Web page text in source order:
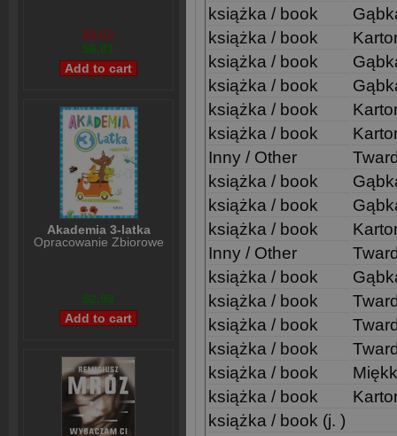
$8,02
$6,01
Akademia 3-latka
Opracowanie Zbiorowe
$2,99
książka / book
książka / book
książka / book
książka / book
książka / book
książka / book
Inny / Other
książka / book
książka / book
książka / book
Inny / Other
książka / book
książka / book
książka / book
książka / book
książka / book
książka / book
książka / book (j. )